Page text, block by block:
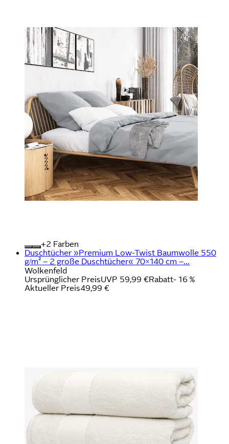
+
Farben
Duschtücher »Premium Low-Twist Baumwolle 550
g/m² – 2 große Duschtücher« 70×140 cm –...
Wolkenfeld
Ursprünglicher PreisUVP 59,99 €Rabatt- 16 %
Aktueller Preis49,99 €